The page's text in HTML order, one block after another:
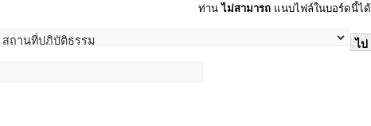
ท่านไม่สามารถ แนบไฟล์ในบอร์ดนี้ได้